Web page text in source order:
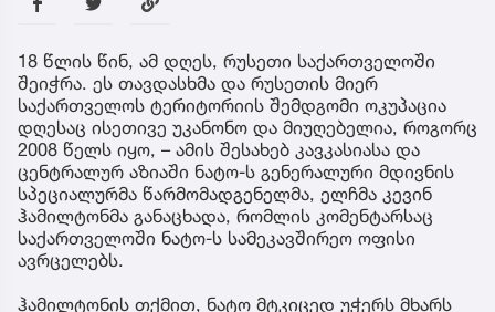
18 წლის წინ, ამ დღეს, რუსეთი საქართველოში
შეიჭრა. ეს თავდასხმა და რუსეთის მიერ
საქართველოს ტერიტორიის შემდგომი ოკუპაცია
დღესაც ისეთივე უკანონო და მიუღებელია, როგორც
2008 წელს იყო, – ამის შესახებ კავკასიასა და
ცენტრალურ აზიაში ნატო-ს გენერალური მდივნის
სპეციალურმა წარმომადგენელმა, ელჩმა კევინ
ჰამილტონმა განაცხადა, რომლის კომენტარსაც
საქართველოში ნატო-ს სამეკავშირეო ოფისი
ავრცელებს.
ჰამილტონის თქმით, ნატო მტკიცედ უჭერს მხარს